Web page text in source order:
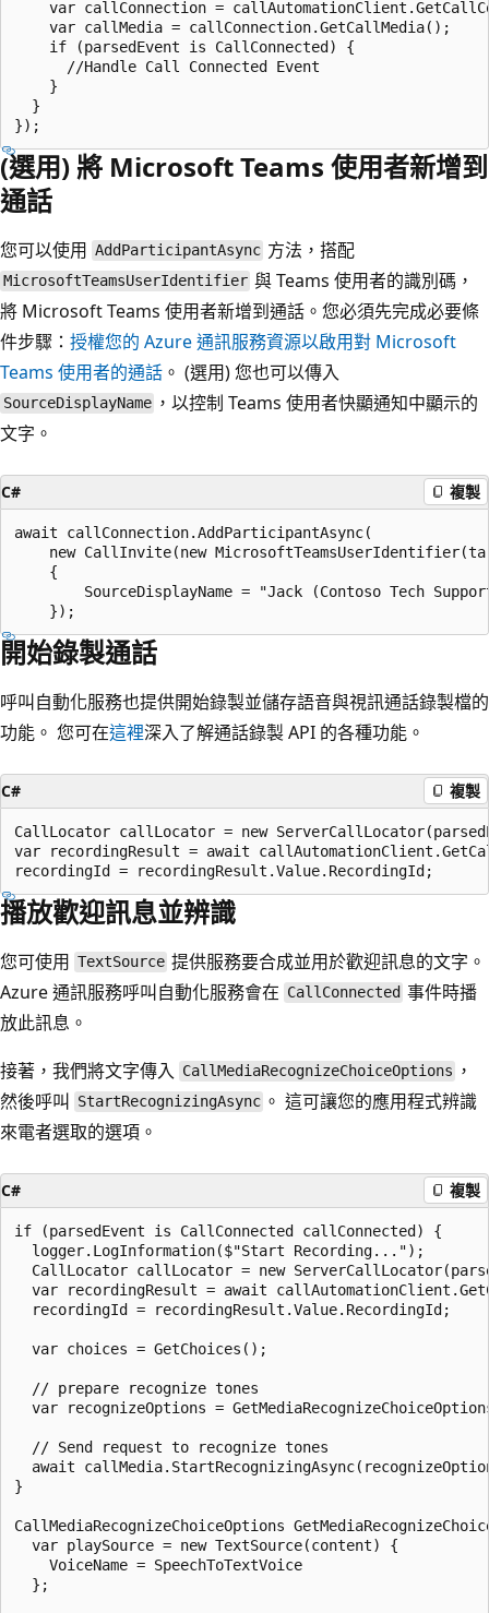
var callConnection =
    var callMedia = callConnection.GetCallMedia();
    if (parsedEvent is CallConnected) {
      //Handle Call Connected Event
    }
  }
(選用) 將 Microsoft Teams 使用者新增到
通話
您可以使用 AddParticipantAsync 方法，搭配
MicrosoftTeamsUserIdentifier 與 Teams 使用者的識別碼，
將 Microsoft Teams 使用者新增到通話。您必須先完成必要條
件步驟： 授權您的 Azure 通訊服務資源以啟用對 Microsoft
Teams 使用者的通話 。 (選用) 您也可以傳入
SourceDisplayName ，以控制 Teams 使用者快顯通知中顯示的
文字。
C# 複製
await callConnection.AddParticipantAsync(
new CallInvite(new
    {
SourceDisplayName = "Jack (Contoso Tech
開始錄製通話
呼叫自動化服務也提供開始錄製並儲存語音與視訊通話錄製檔的
功能。 您可在這裡深入了解通話錄製 API 的各種功能。
C# 複製
CallLocator callLocator = new
var recordingResult = await
播放歡迎訊息並辨識
您可使用 TextSource 提供服務要合成並用於歡迎訊息的文字。
Azure 通訊服務呼叫自動化服務會在 CallConnected 事件時播
放此訊息。
接著，我們將文字傳入 CallMediaRecognizeChoiceOptions ，
然後呼叫 StartRecognizingAsync 。 這可讓您的應用程式辨識
來電者選取的選項。
C# 複製
if (parsedEvent is CallConnected callConnected) {
  logger.LogInformation($"Start Recording...");
CallLocator callLocator = new
var recordingResult = await
  recordingId = recordingResult.Value.RecordingId;
  var choices = GetChoices();
  // prepare recognize tones
var recognizeOptions =
  // Send request to recognize tones
await
}
CallMediaRecognizeChoiceOptions
  var playSource = new TextSource(content) {
    VoiceName = SpeechToTextVoice
  };